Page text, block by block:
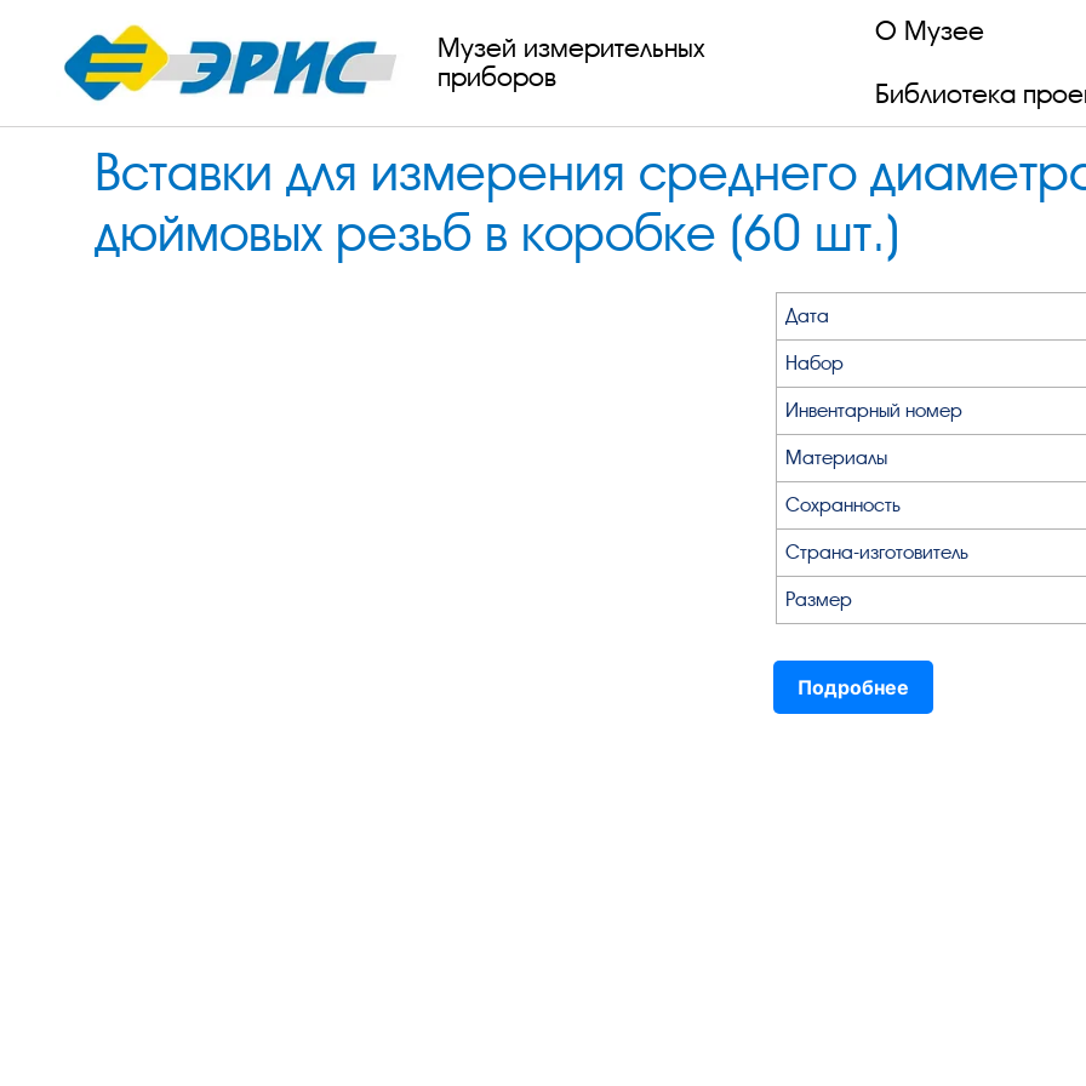
Музей измерительных
приборов
О Музее
Библиотека
Вставки для измерения среднего
дюймовых резьб в коробке (60 шт.)
Дата
Набор
Инвентарный номер
Материалы
Сохранность
Страна-изготовитель
Размер
Подробнее